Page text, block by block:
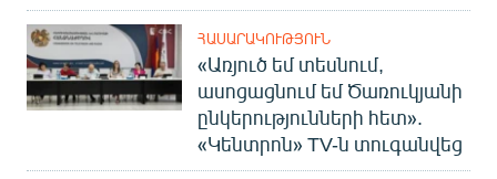
ՀԱՍԱՐԱԿՈՒԹՅՈՒՆ
«Առյուծ եմ տեսնում,
ասոցացնում եմ Ծառուկյանի
ընկերությունների հետ».
«Կենտրոն» TV-ն տուգանվեց